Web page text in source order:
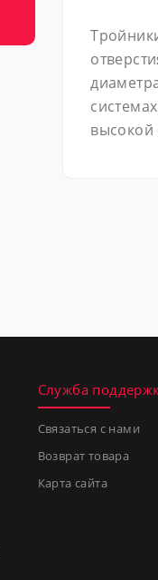
высокой
Служба
Связаться с нами
Возврат товара
Карта сайта